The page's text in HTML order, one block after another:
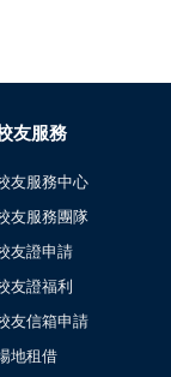
友服務
友服務中心
友服務團隊
友證申請
友證福利
友信箱申請
地租借